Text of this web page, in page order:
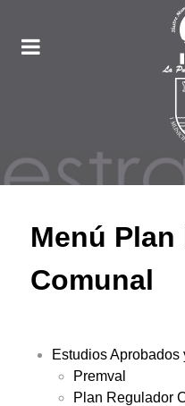
Menú
Comunal
Estudios Aprobados
Premval
Plan Regulador